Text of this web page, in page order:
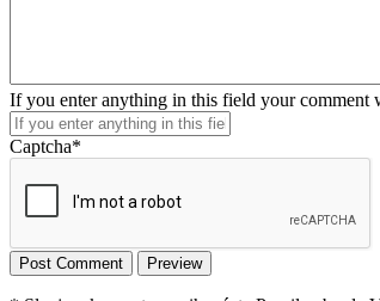
If you enter anything in this field your comment
Captcha*